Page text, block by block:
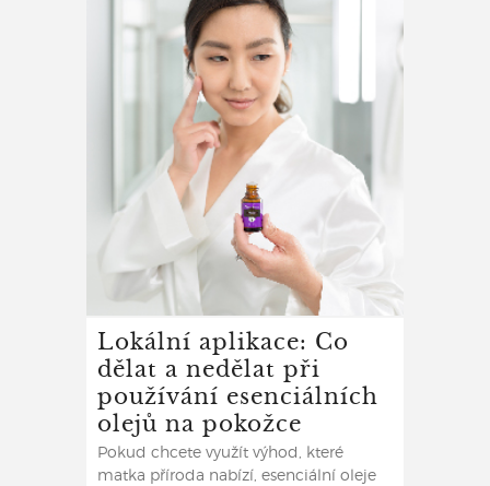
Lokální aplikace: Co
dělat a nedělat při
používání esenciálních
olejů na pokožce
Pokud chcete využít výhod, které
matka příroda nabízí, esenciální oleje